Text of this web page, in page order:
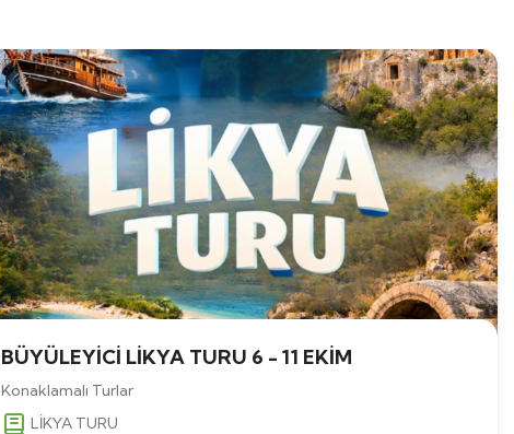
BÜYÜLEYİCİ LİKYA TURU 6 - 11 EKİM
Konaklamalı Turlar
LİKYA TURU